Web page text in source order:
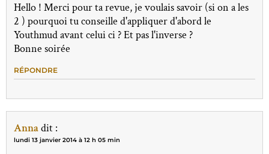
Hello ! Merci pour ta revue, je voulais savoir (si on a les
2 ) pourquoi tu conseille d'appliquer d'abord le
Youthmud avant celui ci ? Et pas l'inverse ?
Bonne soirée
RÉPONDRE
Annadit :
lundi 13 janvier 2014 à 12 h 05 min